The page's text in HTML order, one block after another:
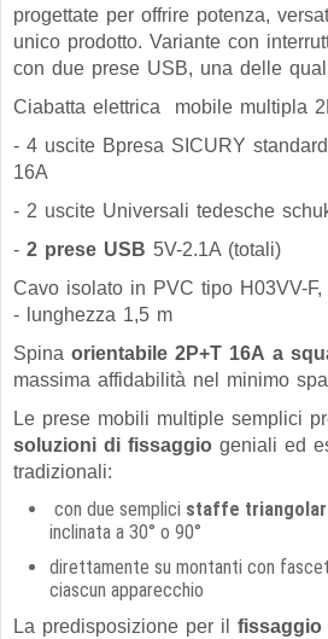
progettate per offrire potenza,
unico prodotto. Variante con
con due prese USB, una delle
Ciabatta elettrica mobile multipla
- 4 uscite Bpresa SICURY
16A
- 2 uscite Universali tedesche
- 2 prese USB 5V-2.1A (totali)
Cavo isolato in PVC tipo H03VV-
- lunghezza 1,5 m
Spina orientabile 2P+T 16A a
massima affidabilità nel minimo
Le prese mobili multiple semplici
soluzioni di fissaggio geniali ed
tradizionali:
con due semplici staffe
inclinata a 30° o 90°
direttamente su montanti con
ciascun apparecchio
La predisposizione per il fissaggio